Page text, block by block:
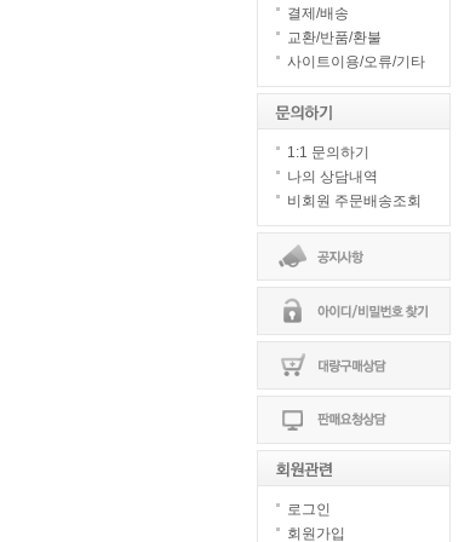
결제/배송
교환/반품/환불
사이트이용/오류/기타
1:1 문의하기
나의 상담내역
비회원 주문배송조회
로그인
회원가입